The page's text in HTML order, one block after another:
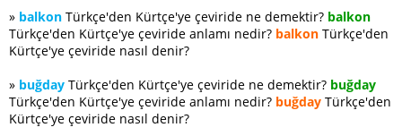
» balkon Türkçe'den Kürtçe'ye çeviride ne demektir? balkon
Türkçe'den Kürtçe'ye çeviride anlamı nedir? balkon Türkçe'den
Kürtçe'ye çeviride nasıl denir?
» buğday Türkçe'den Kürtçe'ye çeviride ne demektir? buğday
Türkçe'den Kürtçe'ye çeviride anlamı nedir? buğday Türkçe'den
Kürtçe'ye çeviride nasıl denir?